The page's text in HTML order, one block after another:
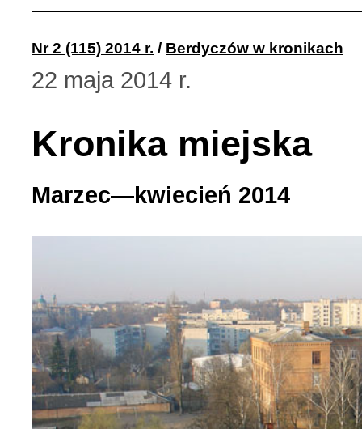
Куточок юного
Українська сторінка
Nr 2 (115) 2014 r. / Berdyczów w kronikach
22 maja 2014 r.
Kronika miejska
Marzec—kwiecień 2014